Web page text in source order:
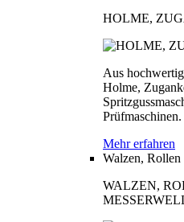
HOLME,
Aus
Holme,
Prüfmaschinen.
Mehr erfahren
Walzen, Rollen
WALZEN,